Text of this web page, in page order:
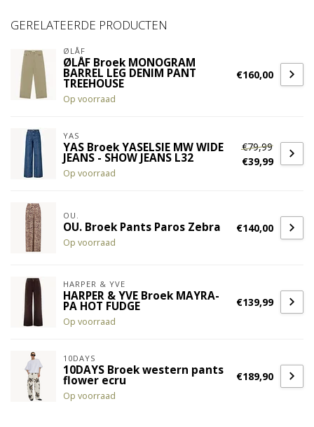
GERELATEERDE PRODUCTEN
ØLÅF
ØLÅF Broek MONOGRAM
BARREL LEG DENIM PANT
TREEHOUSE
Op voorraad
€160,00
YAS
YAS Broek YASELSIE MW WIDE
JEANS - SHOW JEANS L32
Op voorraad
€79,99
€39,99
OU.
OU. Broek Pants Paros Zebra
Op voorraad
€140,00
HARPER & YVE
HARPER & YVE Broek MAYRA-
PA HOT FUDGE
Op voorraad
€139,99
10DAYS
10DAYS Broek western pants
flower ecru
Op voorraad
€189,90